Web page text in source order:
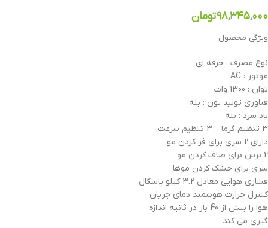
۹۸,۳۴۵,۰۰۰تومان
ویژگی محصول
نوع مصرف : حرفه ای
موتور : AC
توان : 1300 وات
فناوری تولید یون : بله
باد سرد : بله
3 تنظیم گرما – 3 تنظیم سرعت
دارای 2 سری برای فر کردن مو
2 برس برای صاف کردن مو
سری برای خشک کردن موها
فشاری هوایی معادل 3.2 کیلو پاسکال
کنترل حرارت هوشمند دمای جریان
هوا را بیش از 40 بار در ثانیه اندازه
گیری می کند